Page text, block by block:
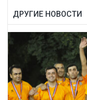
ДРУГИЕ НОВОСТИ